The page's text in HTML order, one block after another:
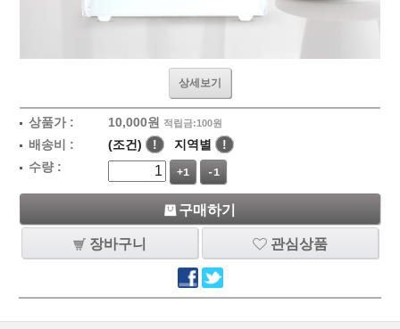
상세보기
상품가 : 10,000원 적립금:100원
배송비 : (조건) ! 지역별
!
수량 :
+1 -1
구매하기
장바구니 관심상품